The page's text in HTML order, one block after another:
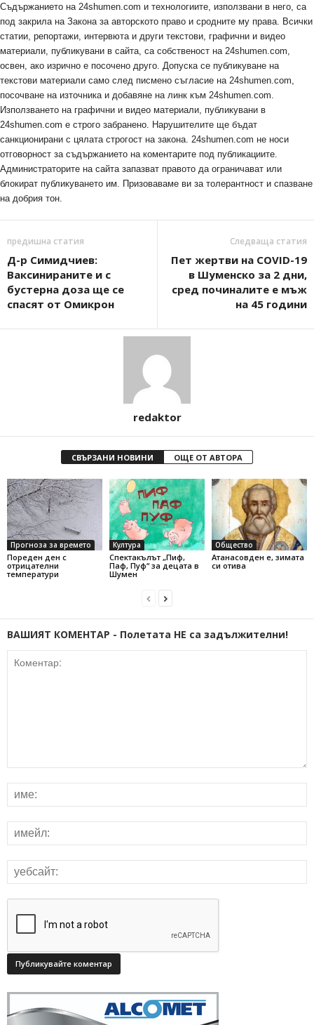
Съдържанието на 24shumen.com и технологиите, използвани в него, са
под закрила на Закона за авторското право и сродните му права. Всички
статии, репортажи, интервюта и други текстови, графични и видео
материали, публикувани в сайта, са собственост на 24shumen.com,
освен, ако изрично е посочено друго. Допуска се публикуване на
текстови материали само след писмено съгласие на 24shumen.com,
посочване на източника и добавяне на линк към 24shumen.com.
Използването на графични и видео материали, публикувани в
24shumen.com е строго забранено. Нарушителите ще бъдат
санкционирани с цялата строгост на закона. 24shumen.com не носи
отговорност за съдържанието на коментарите под публикациите.
Администраторите на сайта запазват правото да ограничават или
блокират публикуването им. Призоваваме ви за толерантност и спазване
на добрия тон.
предишна статия
Д-р Симидчиев:
Ваксинираните и с
бустерна доза ще се
спасят от Омикрон
Следваща статия
Пет жертви на COVID-19
в Шуменско за 2 дни,
сред починалите е мъж
на 45 години
redaktor
СВЪРЗАНИ НОВИНИ ОЩЕ ОТ АВТОРА
Прогноза за времето
Пореден ден с
отрицателни
температури
Култура
Спектакълът „Пиф,
Паф, Пуф“ за децата в
Шумен
Общество
Атанасовден е, зимата
си отива
ВАШИЯТ КОМЕНТАР - Полетата НЕ са задължителни!